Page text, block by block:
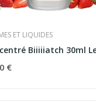
ET LIQUIDES
€